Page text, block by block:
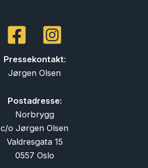
Pressekontakt:
Jørgen Olsen
Postadresse:
Norbrygg
c/o Jørgen Olsen
Valdresgata 15
0557 Oslo